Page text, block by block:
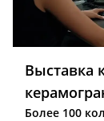
Выставка
Более 100